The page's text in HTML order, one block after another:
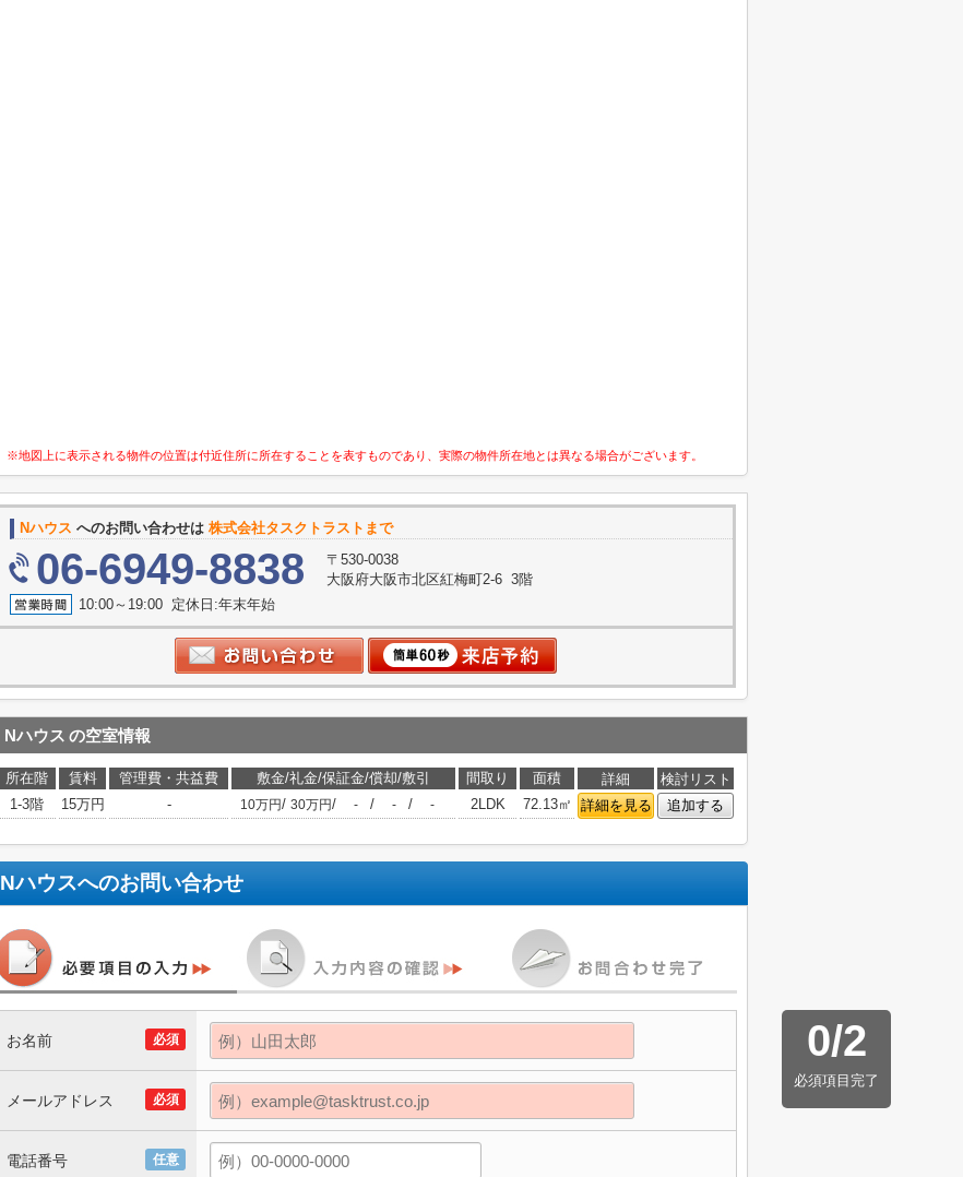
※地図上に表示される物件の位置は付近住所に所在することを表すものであり、実際の物件所在地とは異なる場合がございます。
Nハウス へのお問い合わせは 株式会社タスクトラストまで
06-6949-8838
〒530-0038
大阪府大阪市北区紅梅町2-6 3階
10:00～19:00 定休日:年末年始
Nハウス の空室情報
所在階 賃料 管理費・共益費 敷金/礼金/保証金/償却/敷引 間取り 面積 詳細
検討リスト
1-3階
15万円 - 10万円/ 30万円/ - / - / - 2LDK 72.13㎡ 詳細を見る 追加する
Nハウスへのお問い合わせ
0/2
必須項目完了
必須
お名前
必須
メールアドレス
任意
電話番号